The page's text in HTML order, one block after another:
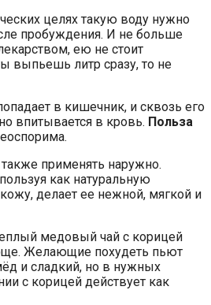
целях такую воду нужно
пробуждения. И не больше
ею не стоит
выпьешь литр сразу, то не
в кишечник, и сквозь его
впитывается в кровь. Польза
применять наружно.
как натуральную
делает ее нежной, мягкой и
медовый чай с корицей
Желающие похудеть пьют
и сладкий, но в нужных
с корицей действует как